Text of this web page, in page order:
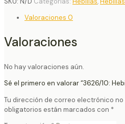
Valoraciones 0
Valoraciones
No hay valoraciones aún.
Sé el primero en valorar “3626/10:
Tu dirección de correo electrónico
obligatorios están marcados con *